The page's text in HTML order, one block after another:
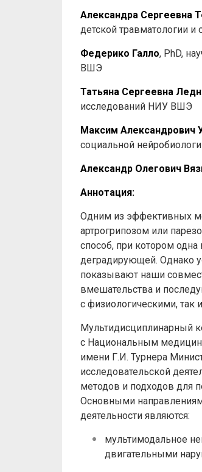
Александра Сергеевна
детской травматологии
Федерико Галло, PhD,
ВШЭ
Татьяна Сергеевна
исследований НИУ ВШЭ
Максим Александрович
социальной
Александр Олегович
Аннотация:
Одним из эффективных
артрогрипозом или
способ, при котором
деградирующей. Однако
показывают наши
вмешательства и
с физиологическими, так
Мультидисциплинарный
с Национальным
имени Г.И. Турнера
исследовательской
методов и подходов для
Основными
деятельности являются:
мультимодальное
двигательными